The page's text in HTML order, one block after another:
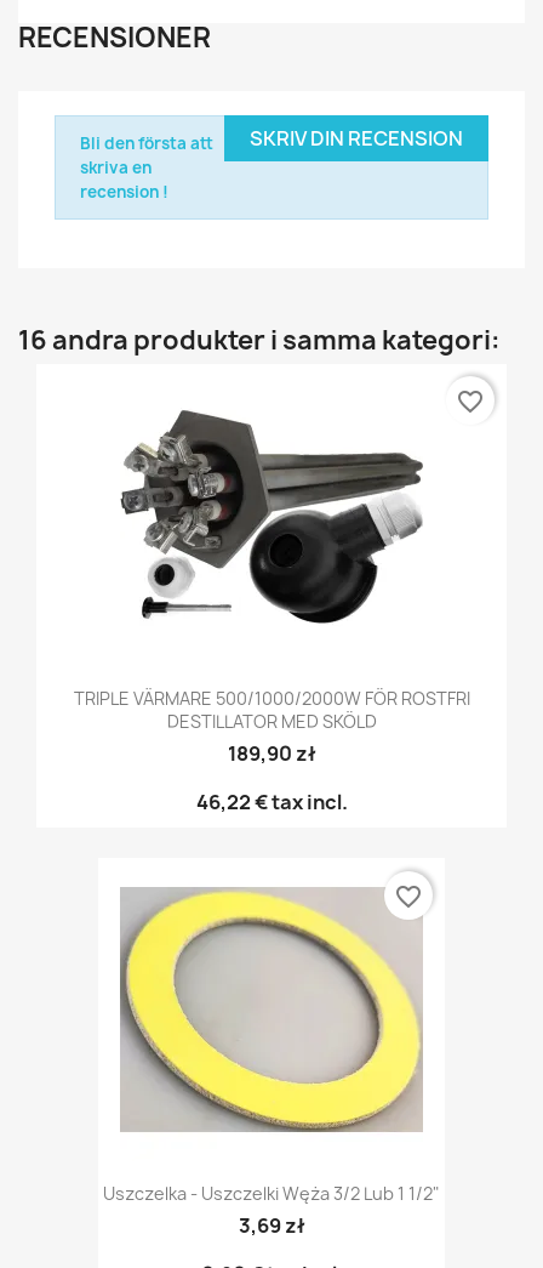
RECENSIONER
SKRIV DIN RECENSION
Bli den första att
skriva en
recension !
16 andra produkter i samma kategori:
TRIPLE VÄRMARE 500/1000/2000W FÖR ROSTFRI
DESTILLATOR MED SKÖLD
189,90 zł
46,22 €tax incl.
favorite_border
Uszczelka - Uszczelki Węża 3/2 Lub 1 1/2"
3,69 zł
favorite_border